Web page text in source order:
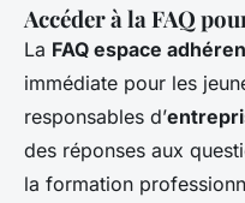
Accéder à la FAQ
La FAQ espace
immédiate pour les
responsables d’
des réponses aux
la formation